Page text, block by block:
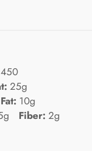
450
25g
10g
Fiber: 2g